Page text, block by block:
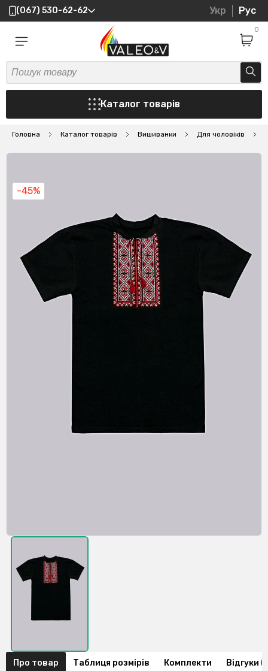
(067) 530-62-62 Укр Рус
0
Каталог товарів
Головна Каталог товарів Вишиванки Для чоловіків
-45%
Про товар Таблиця розмірів Комплекти Відгуки